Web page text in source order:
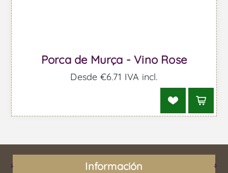
Porca de Murça - Vino Rose
Desde €6,71 IVA incl.
Información